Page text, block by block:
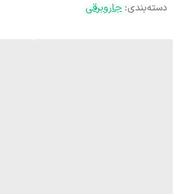
سایر توضیحات
دسته‌بندی: جاروبرقی